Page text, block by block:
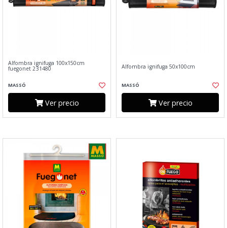
Alfombra ignifuga 100x150cm
fuegonet 231480
MASSÓ
Ver precio
Alfombra ignifuga 50x100cm
MASSÓ
Ver precio